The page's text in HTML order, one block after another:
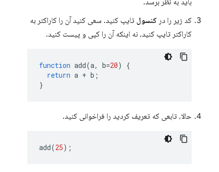
باید به نظر برسد.
کد زیر را در کنسول تایپ کنید. سعی کنید آن را کاراکتر به
کاراکتر تایپ کنید، نه اینکه آن را کپی و پیست کنید.
function add(a, b=20)
{
return a + b ;
}
حالا، تابعی که تعریف کردید را فراخوانی کنید.
add(25);